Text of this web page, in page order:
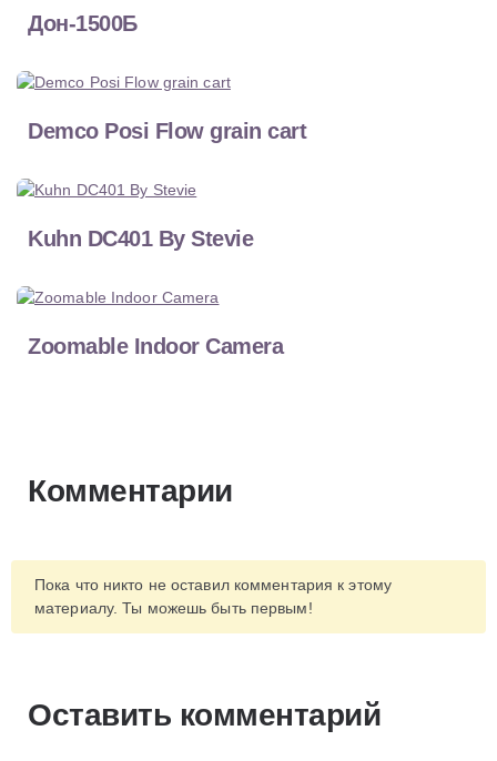
Дон-1500Б
Demco Posi Flow grain cart
Kuhn DC401 By Stevie
Zoomable Indoor Camera
Комментарии
Пока что никто не оставил комментария к этому
материалу. Ты можешь быть первым!
Оставить комментарий